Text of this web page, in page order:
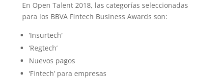
En Open Talent 2018, las categorías seleccionadas
para los BBVA Fintech Business Awards son:
‘Insurtech’
‘Regtech’
Nuevos pagos
‘Fintech’ para empresas